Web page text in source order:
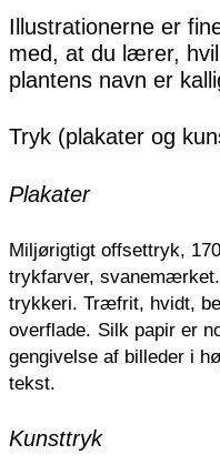
Illustrationerne er
med, at du lærer,
plantens navn er
Tryk (plakater og
Plakater
Miljørigtigt offsettryk,
trykfarver,
trykkeri. Træfrit, hvidt,
overflade. Silk papir er
gengivelse af billeder i
tekst.
Kunsttryk